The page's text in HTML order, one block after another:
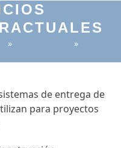
» »
de entrega de
para proyectos